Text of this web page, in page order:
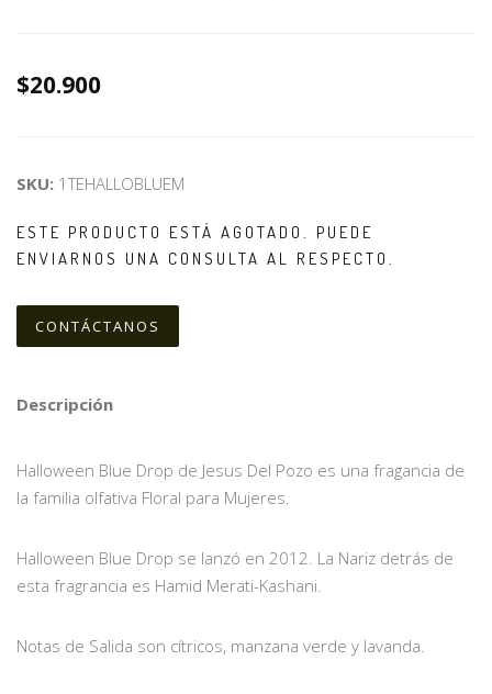
$20.900
SKU: 1TEHALLOBLUEM
ESTE PRODUCTO ESTÁ AGOTADO. PUEDE
ENVIARNOS UNA CONSULTA AL RESPECTO.
CONTÁCTANOS
Descripción
Halloween Blue Drop de Jesus Del Pozo es una fragancia de
la familia olfativa Floral para Mujeres.
Halloween Blue Drop se lanzó en 2012. La Nariz detrás de
esta fragrancia es Hamid Merati-Kashani.
Notas de Salida son cítricos, manzana verde y lavanda.